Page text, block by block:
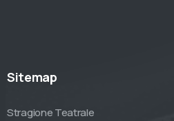
Sitemap
Stragione Teatrale